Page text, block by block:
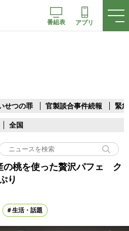
番組表 アプリ
せつの罪 官製談合事件続報 緊
全国
の桃を使った贅沢パフェ ク
り
生活・話題